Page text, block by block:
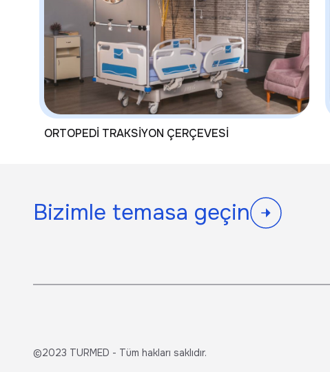
ORTOPEDİ TRAKSİYON ÇERÇEVESİ
Bizimle temasa geçin
©2023 TURMED - Tüm hakları saklıdır.